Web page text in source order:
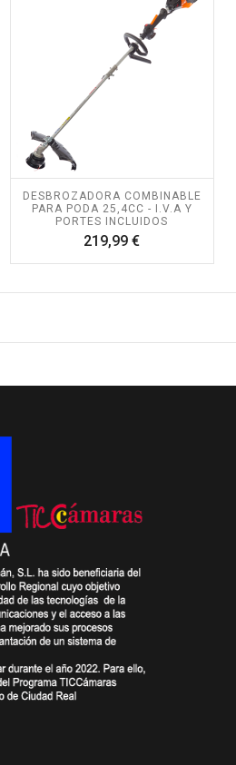
DESBROZADORA COMBINABLE
PARA PODA 25,4CC - I.V.A Y
PORTES INCLUIDOS
219,99 €Precio